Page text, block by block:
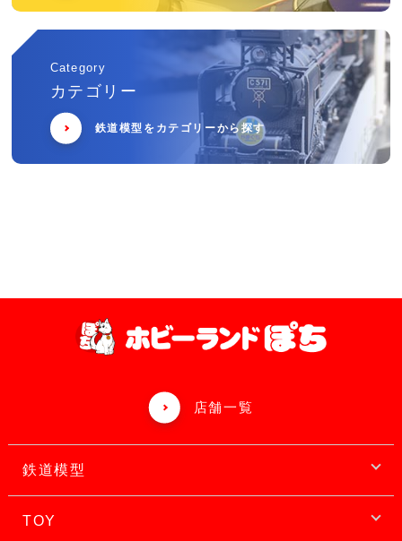
Category
カテゴリー
鉄道模型をカテゴリーから探す
店舗一覧
鉄道模型
TOY